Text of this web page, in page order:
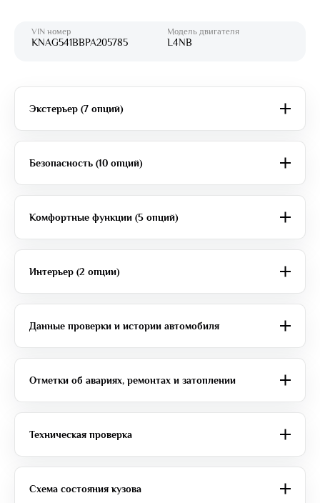
VIN номер
KNAG541BBPA205785
Модель двигателя
L4NB
Экстерьер (7 опций)
Безопасность (10 опций)
Комфортные функции (5 опций)
Интерьер (2 опции)
Данные проверки и истории автомобиля
Отметки об авариях, ремонтах и затоплении
Техническая проверка
Схема состояния кузова